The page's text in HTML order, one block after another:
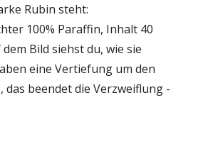
Rubin steht:
100% Paraffin, Inhalt 40
Bild siehst du, wie sie
eine Vertiefung um den
das beendet die Verzweiflung -